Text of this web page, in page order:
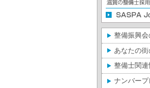
整備振興会
あなたの
整備士関連
ナンバー